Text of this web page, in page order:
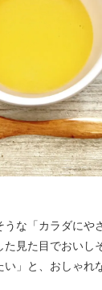
な「カラダにや
見た目でおいし
」と、おしゃれ